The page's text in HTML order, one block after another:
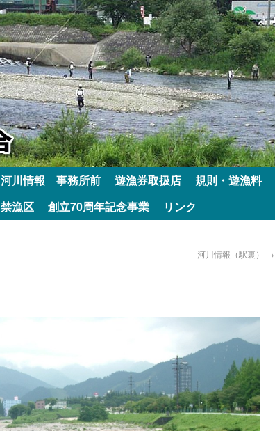
河川情報 事務所前 遊漁券取扱店 規則・遊漁料
禁漁区 創立70周年記念事業 リンク
河川情報（駅裏） →